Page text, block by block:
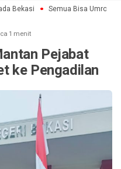
Bekasi Semua Bisa Umroh
1 menit
Pejabat
ke Pengadilan